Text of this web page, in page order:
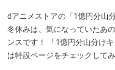
dアニメストアの「1億円分山
冬休みは、気になっていたあ
ンスです！ 「1億円分山分け
は特設ページをチェックして